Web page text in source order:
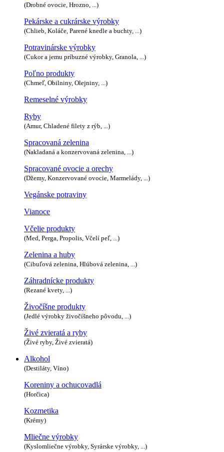
(Drobné ovocie, Hrozno, ...)
Pekárske a cukrárske výrobky
(Chlieb, Koláče, Parené knedle a buchty, ...)
Potravinárske výrobky
(Cukor a jemu príbuzné výrobky, Granola, ...)
Poľno produkty
(Chmeľ, Obilniny, Olejniny, ...)
Remeselné výrobky
Ryby
(Amur, Chladené filety z rýb, ...)
Spracovaná zelenina
(Nakladaná a konzervovaná zelenina, ...)
Spracované ovocie a orechy
(Džemy, Konzervované ovocie, Marmelády, ...)
Vegánske potraviny
Vianoce
Včelie produkty
(Med, Perga, Propolis, Včelí peľ, ...)
Zelenina a huby
(Cibuľová zelenina, Hlúbová zelenina, ...)
Záhradnícke produkty
(Rezané kvety, ...)
Živočíšne produkty
(Jedlé výrobky živočíšneho pôvodu, ...)
Živé zvieratá a ryby
(Živé ryby, Živé zvieratá)
Alkohol
(Destiláty, Víno)
Koreniny a ochucovadlá
(Horčica)
Kozmetika
(Krémy)
Mliečne výrobky
(Kyslomliečne výrobky, Syrárske výrobky, ...)